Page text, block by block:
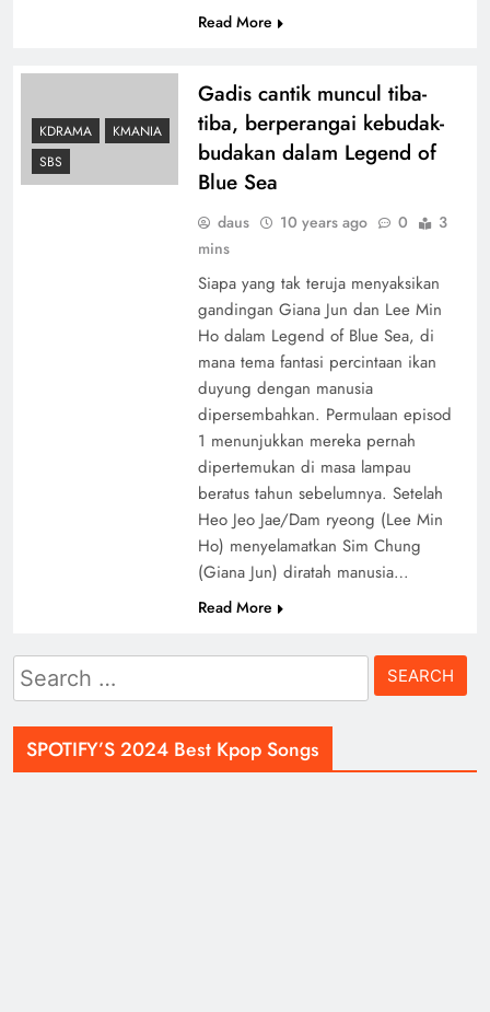
Read More
KDRAMA
KMANIA
SBS
Gadis cantik muncul tiba-
tiba, berperangai kebudak-
budakan dalam Legend of
Blue Sea
daus 10 years ago 0
3
mins
Siapa yang tak teruja menyaksikan
gandingan Giana Jun dan Lee Min
Ho dalam Legend of Blue Sea, di
mana tema fantasi percintaan ikan
duyung dengan manusia
dipersembahkan. Permulaan episod
1 menunjukkan mereka pernah
dipertemukan di masa lampau
beratus tahun sebelumnya. Setelah
Heo Jeo Jae/Dam ryeong (Lee Min
Ho) menyelamatkan Sim Chung
(Giana Jun) diratah manusia…
Read More
Search
for:
SPOTIFY’S 2024 Best Kpop Songs